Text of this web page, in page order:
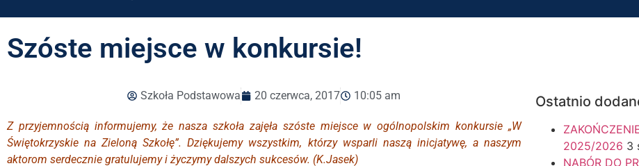
Szóste miejsce w konkursie!
Szkoła Podstawowa 20 czerwca, 2017 10:05 am
Z przyjemnością informujemy, że nasza szkoła zajęła szóste miejsce w ogólnopolskim konkursie „W
Świętokrzyskie na Zieloną Szkołę”. Dziękujemy wszystkim, którzy wsparli naszą inicjatywę, a naszym
aktorom serdecznie gratulujemy i życzymy dalszych sukcesów. (K.Jasek)
Ostatnio
2025/2026 3
NABÓR DO